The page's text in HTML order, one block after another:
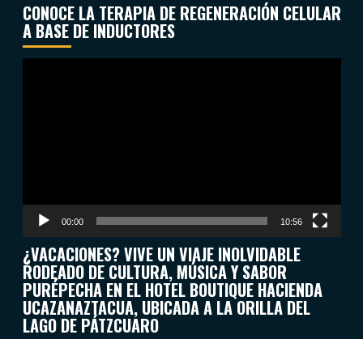
CONOCE LA TERAPIA DE REGENERACIÓN CELULAR
A BASE DE INDUCTORES
00:00 10:56
¿VACACIONES? VIVE UN VIAJE INOLVIDABLE
RODEADO DE CULTURA, MÚSICA Y SABOR
PURÉPECHA EN EL HOTEL BOUTIQUE HACIENDA
UCAZANAZTACUA, UBICADA A LA ORILLA DEL
LAGO DE PÁTZCUARO